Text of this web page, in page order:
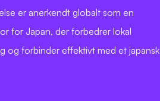
er anerkendt globalt som en
for Japan, der forbedrer lokal
og forbinder effektivt med et japansk